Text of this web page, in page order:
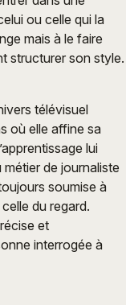
ou celle qui la
mais à le faire
structurer son style.
télévisuel
où elle affine sa
lui
de journaliste
soumise à
du regard.
et
interrogée à